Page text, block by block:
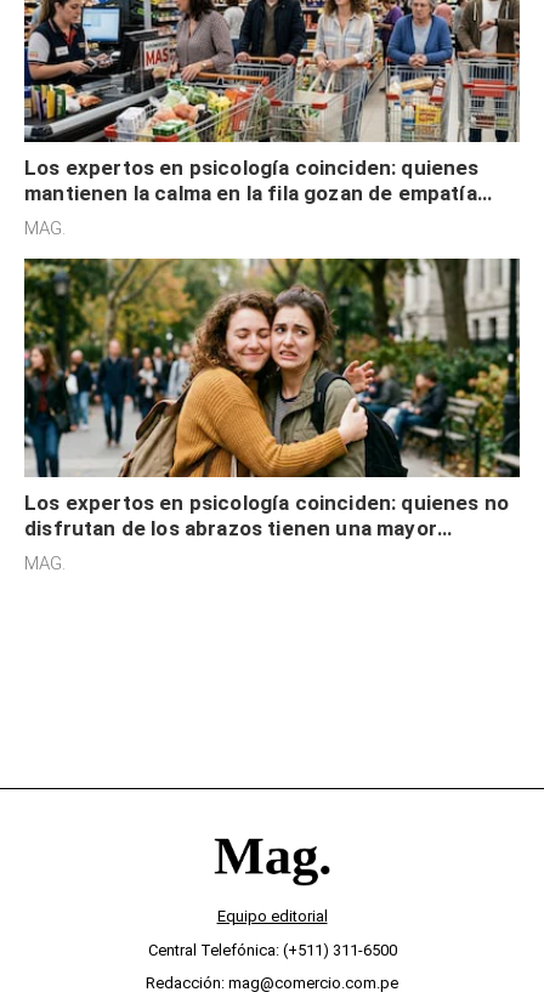
Los expertos en psicología coinciden: quienes
mantienen la calma en la fila gozan de empatía
cognitiva, gratitud y no solo tienen autocontrol
MAG.
Los expertos en psicología coinciden: quienes no
disfrutan de los abrazos tienen una mayor
sensibilidad a los estímulos físicos y no es por
MAG.
Equipo editorial
Central Telefónica: (+511) 311-6500
Redacción: mag@comercio.com.pe